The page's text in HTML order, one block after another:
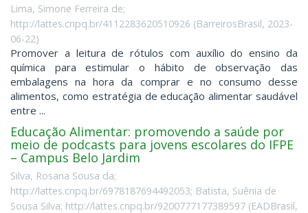
Lima, Simone Ferreira de;
http://lattes.cnpq.br/4112283620510926 (BarreirosBrasil, 2023-
06-22)
Promover a leitura de rótulos com auxílio do ensino da
química para estimular o hábito de observação das
embalagens na hora da comprar e no consumo desse
alimentos, como estratégia de educação alimentar saudável
entre ...
Educação Alimentar: promovendo a saúde por
meio de podcasts para jovens escolares do IFPE
– Campus Belo Jardim
Silva, Rosana Sousa da;
http://lattes.cnpq.br/6978187694492053; Batista, Suênia de
Sousa Silva; http://lattes.cnpq.br/9200777177389597 (EADBrasil,